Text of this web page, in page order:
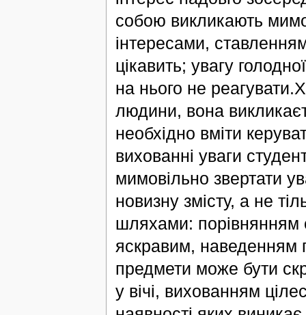
собою викликають
інтересами,
цікавить; увагу
на нього не
людини, вона
необхідно вміти
вихованні уваги
мимовільно звертати
новизну змісту, а не
шляхами: порівнянням
яскравим, наведенням
предмети може бути
у вічі, вихованням